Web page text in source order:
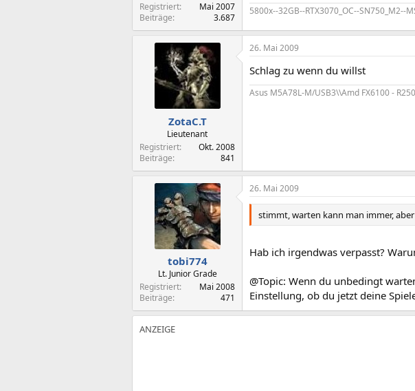
Registriert
Mai 2007
Beiträge
3.687
5800x--32GB--RTX3070_OC--SN750_M2--
ZotaC.T
Lieutenant
Registriert
Okt. 2008
Beiträge
841
26. Mai 2009
Schlag zu wenn du willst
Asus M5A78L-M/USB3\\Amd FX6100 -
tobi774
Lt. Junior Grade
Registriert
Mai 2008
Beiträge
471
26. Mai 2009
stimmt, warten kann man immer,
Hab ich irgendwas verpasst?
@Topic: Wenn du unbedingt
Einstellung, ob du jetzt deine